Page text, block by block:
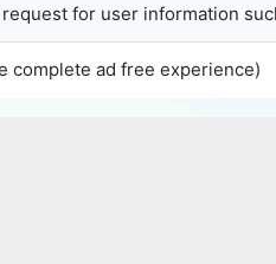
for user information
complete ad free experience)